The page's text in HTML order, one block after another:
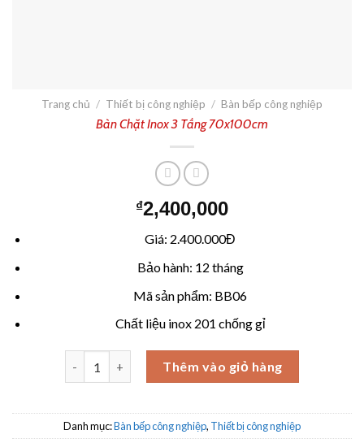
Trang chủ / Thiết bị công nghiệp / Bàn bếp công nghiệp
Bàn Chặt Inox 3 Tầng 70x100cm
₫2,400,000
Giá: 2.400.000Đ
Bảo hành: 12 tháng
Mã sản phẩm: BB06
Chất liệu inox 201 chống gỉ
Bàn Chặt Inox 3 Tầng 70x100cm số lượng
Thêm vào giỏ hàng
Danh mục:Bàn bếp công nghiệp, Thiết bị công nghiệp